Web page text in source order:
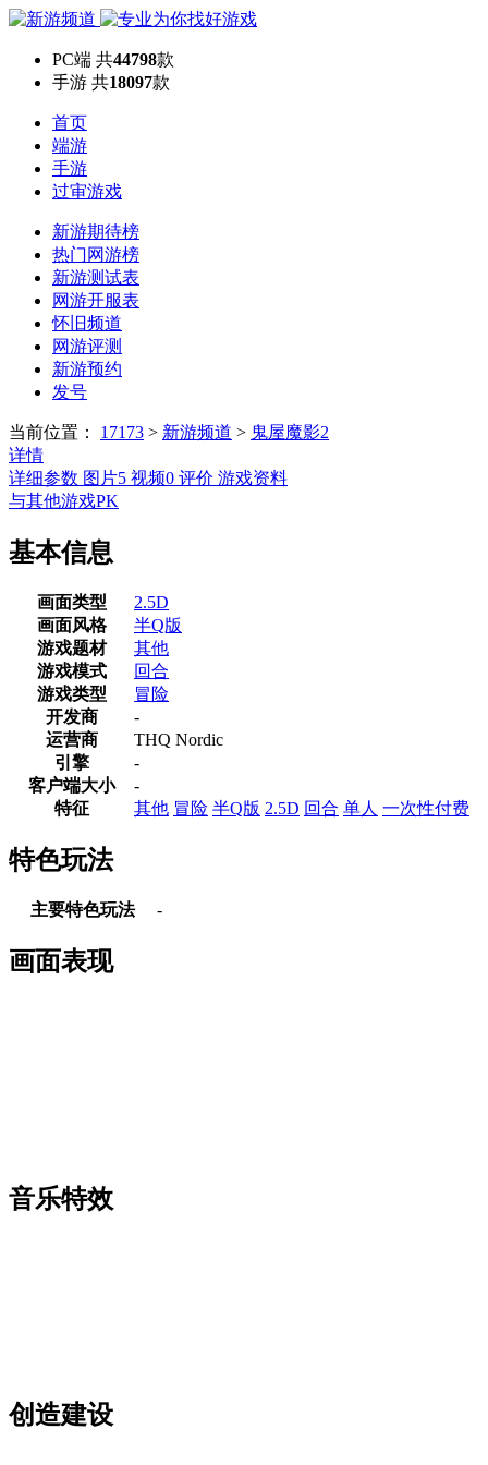
PC端 共44798款
手游 共18097款
首页
端游
手游
过审游戏
新游期待榜
热门网游榜
新游测试表
网游开服表
怀旧频道
网游评测
新游预约
发号
当前位置： 17173 > 新游频道 > 鬼屋魔影2
详情
详细参数 图片5 视频0 评价 游戏资料
与其他游戏PK
基本信息
画面类型
2.5D
画面风格
半Q版
游戏题材
其他
游戏模式
回合
游戏类型
冒险
开发商
-
运营商
THQ Nordic
引擎
-
客户端大小
-
特征
其他 冒险 半Q版 2.5D 回合 单人 一次性付费
特色玩法
主要特色玩法 -
画面表现
音乐特效
创造建设